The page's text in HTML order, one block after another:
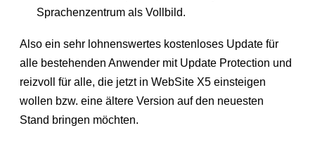
Sprachenzentrum als Vollbild.
Also ein sehr lohnenswertes kostenloses Update für
alle bestehenden Anwender mit Update Protection und
reizvoll für alle, die jetzt in WebSite X5 einsteigen
wollen bzw. eine ältere Version auf den neuesten
Stand bringen möchten.